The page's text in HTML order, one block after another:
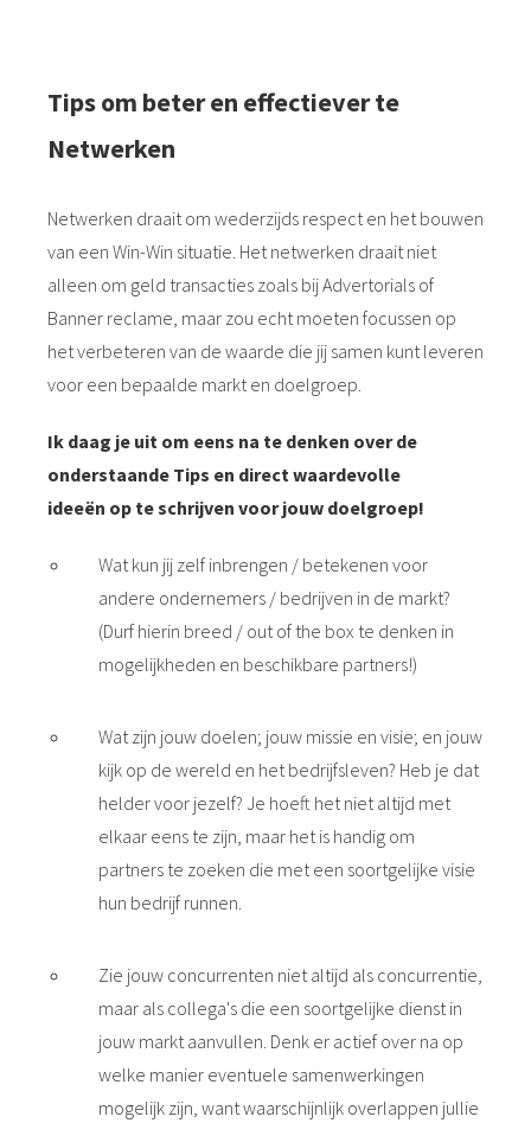
Tips om beter en effectiever te
Netwerken
Netwerken draait om wederzijds respect en het bouwen
van een Win-Win situatie. Het netwerken draait niet
alleen om geld transacties zoals bij Advertorials of
Banner reclame, maar zou echt moeten focussen op
het verbeteren van de waarde die jij samen kunt leveren
voor een bepaalde markt en doelgroep.
Ik daag je uit om eens na te denken over de
onderstaande Tips en direct waardevolle
ideeën op te schrijven voor jouw doelgroep!
Wat kun jij zelf inbrengen / betekenen voor
andere ondernemers / bedrijven in de markt?
(Durf hierin breed / out of the box te denken in
mogelijkheden en beschikbare partners!)
Wat zijn jouw doelen; jouw missie en visie; en jouw
kijk op de wereld en het bedrijfsleven? Heb je dat
helder voor jezelf? Je hoeft het niet altijd met
elkaar eens te zijn, maar het is handig om
partners te zoeken die met een soortgelijke visie
hun bedrijf runnen.
Zie jouw concurrenten niet altijd als concurrentie,
maar als collega's die een soortgelijke dienst in
jouw markt aanvullen. Denk er actief over na op
welke manier eventuele samenwerkingen
mogelijk zijn, want waarschijnlijk overlappen jullie